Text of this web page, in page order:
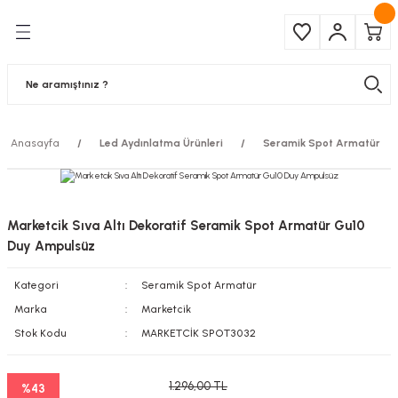
Anasayfa Led Aydınlatma Ürünleri Seramik Spot Armatür
Marketcik Sıva Altı Dekoratif Seramik Spot Armatür Gu10
Duy Ampulsüz
Kategori
Seramik Spot Armatür
Marka
Marketcik
Stok Kodu
MARKETCİK SPOT3032
%43
1.296,00 TL